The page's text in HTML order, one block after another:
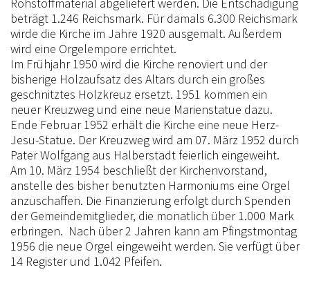
beträgt 1.246 Reichsmark. Für damals 6.300 Reichsmark
wirde die Kirche im Jahre 1920 ausgemalt. Außerdem
wird eine Orgelempore errichtet.
Im Frühjahr 1950 wird die Kirche renoviert und der
bisherige Holzaufsatz des Altars durch ein großes
geschnitztes Holzkreuz ersetzt. 1951 kommen ein
neuer Kreuzweg und eine neue Marienstatue dazu.
Ende Februar 1952 erhält die Kirche eine neue Herz-
Jesu-Statue. Der Kreuzweg wird am 07. März 1952 durch
Pater Wolfgang aus Halberstadt feierlich eingeweiht.
Am 10. März 1954 beschließt der Kirchenvorstand,
anstelle des bisher benutzten Harmoniums eine Orgel
anzuschaffen. Die Finanzierung erfolgt durch Spenden
der Gemeindemitglieder, die monatlich über 1.000 Mark
erbringen. Nach über 2 Jahren kann am Pfingstmontag
1956 die neue Orgel eingeweiht werden. Sie verfügt über
14 Register und 1.042 Pfeifen.